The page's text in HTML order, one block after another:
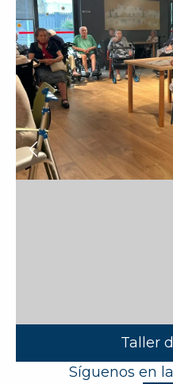
Taller
Síguenos en